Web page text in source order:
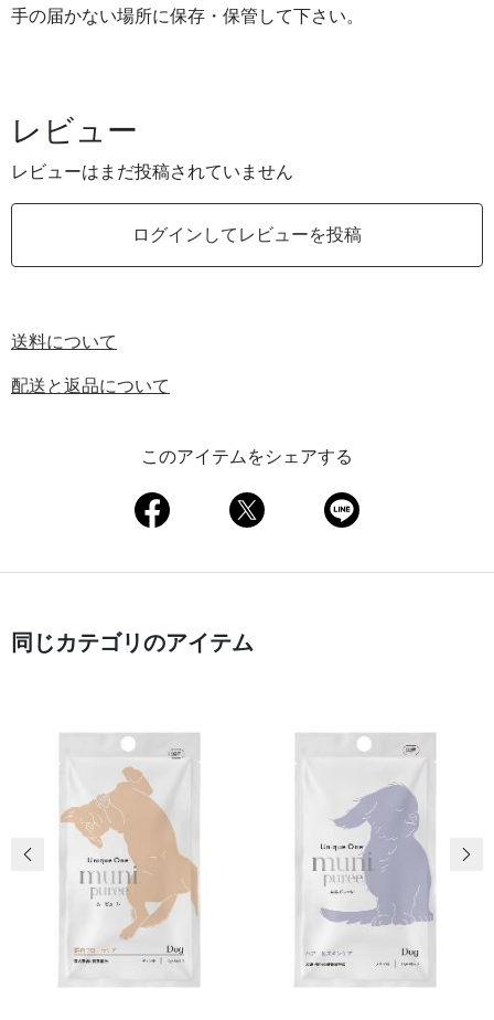
手の届かない場所に保存・保管して下さい。
レビュー
レビューはまだ投稿されていません
ログインしてレビューを投稿
送料について
配送と返品について
このアイテムをシェアする
同じカテゴリのアイテム
前の画像 次